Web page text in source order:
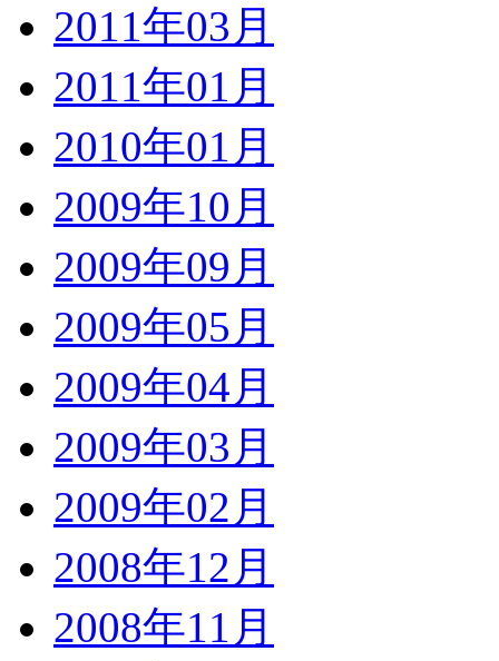
2011年03月
2011年01月
2010年01月
2009年10月
2009年09月
2009年05月
2009年04月
2009年03月
2009年02月
2008年12月
2008年11月